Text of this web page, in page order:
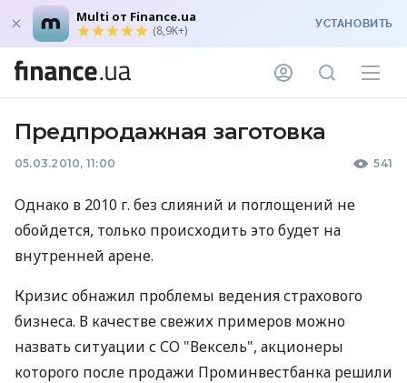
Multi от Finance.ua
(8,9K+) УСТАНОВИТЬ
Предпродажная заготовка
05.03.2010, 11:00 541
Однако в 2010 г. без слияний и поглощений не
обойдется, только происходить это будет на
внутренней арене.
Кризис обнажил проблемы ведения страхового
бизнеса. В качестве свежих примеров можно
назвать ситуации с СО "Вексель", акционеры
которого после продажи Проминвестбанка решили